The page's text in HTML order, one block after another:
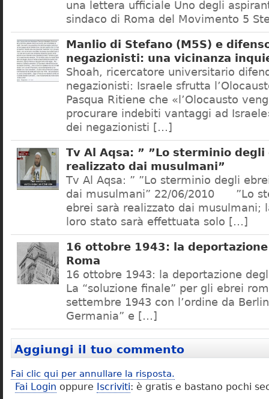
una lettera ufficiale Uno degli
sindaco di Roma del Movimento 5
Manlio di Stefano (M5S) e
negazionisti: una vicinanza
Shoah, ricercatore universitario
negazionisti: Israele sfrutta
Pasqua Ritiene che «l’Olocausto
procurare indebiti vantaggi ad
dei negazionisti […]
Tv Al Aqsa: ” ”Lo sterminio degli
realizzato dai musulmani”
Tv Al Aqsa: ” ”Lo sterminio degli
dai musulmani” 22/06/2010 ”Lo
ebrei sarà realizzato dai musulmani;
loro stato sarà effettuata solo […]
16 ottobre 1943: la
Roma
16 ottobre 1943: la deportazione
La “soluzione finale” per gli ebrei
settembre 1943 con l’ordine da
Germania” e […]
Aggiungi il tuo commento
Fai clic qui per annullare la risposta.
Fai Login oppure Iscriviti: è gratis e bastano pochi